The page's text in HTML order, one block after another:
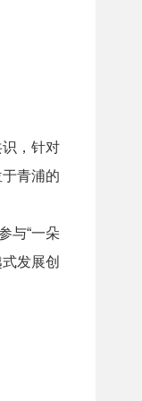
，针对
青浦的
与“一朵
发展创